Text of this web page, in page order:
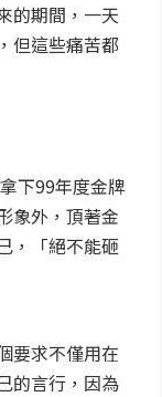
的期間，一天
但這些痛苦都
下99年度金牌
象外，頂著金
，「絕不能砸
要求不僅用在
的言行，因為